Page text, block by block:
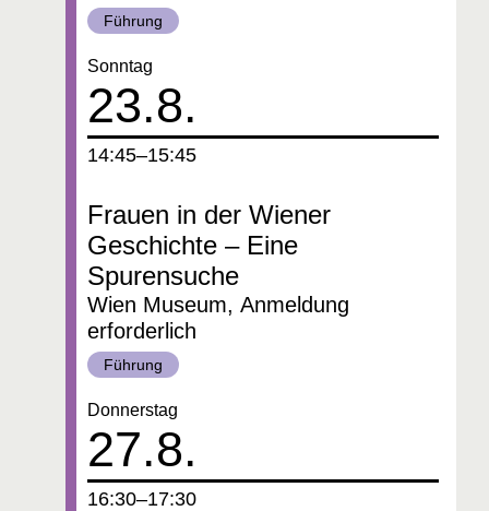
Kategorie:
Führung
Frauen in der Wiener
Geschichte – Eine
Spurensuche
Wien Museum, Anmeldung
erforderlich
Kategorie:
Führung
Datum:
23.8.
Sonntag
um
14:45–15:45
Datum:
27.8.
Donnerstag
um
16:30–17:30